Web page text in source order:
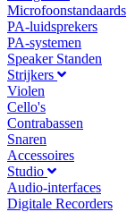
Microfoonstandaards
PA-luidsprekers
PA-systemen
Speaker Standen
Strijkers
Violen
Cello's
Contrabassen
Snaren
Accessoires
Studio
Audio-interfaces
Digitale Recorders